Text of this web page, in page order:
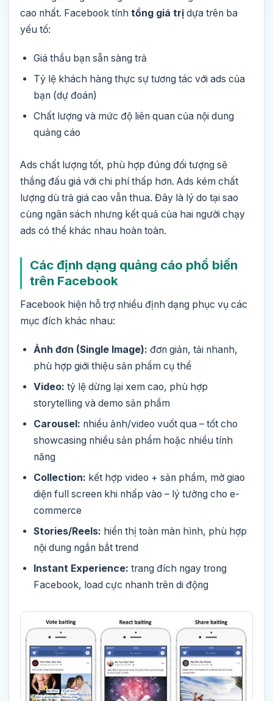
cao nhất. Facebook tính tổng giá trị dựa trên ba
yếu tố:
Giá thầu bạn sẵn sàng trả
Tỷ lệ khách hàng thực sự tương tác với ads của
bạn (dự đoán)
Chất lượng và mức độ liên quan của nội dung
quảng cáo
Ads chất lượng tốt, phù hợp đúng đối tượng sẽ
thắng đấu giá với chi phí thấp hơn. Ads kém chất
lượng dù trả giá cao vẫn thua. Đây là lý do tại sao
cùng ngân sách nhưng kết quả của hai người chạy
ads có thể khác nhau hoàn toàn.
Các định dạng quảng cáo phổ biến
trên Facebook
Facebook hiện hỗ trợ nhiều định dạng phục vụ các
mục đích khác nhau:
Ảnh đơn (Single Image): đơn giản, tải nhanh,
phù hợp giới thiệu sản phẩm cụ thể
Video: tỷ lệ dừng lại xem cao, phù hợp
storytelling và demo sản phẩm
Carousel: nhiều ảnh/video vuốt qua – tốt cho
showcasing nhiều sản phẩm hoặc nhiều tính
năng
Collection: kết hợp video + sản phẩm, mở giao
diện full screen khi nhấp vào – lý tưởng cho e-
commerce
Stories/Reels: hiển thị toàn màn hình, phù hợp
nội dung ngắn bắt trend
Instant Experience: trang đích ngay trong
Facebook, load cực nhanh trên di động